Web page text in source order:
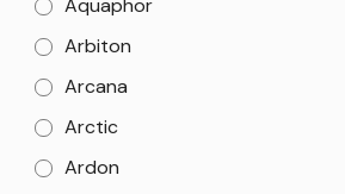
Aquaphor
Arbiton
Arcana
Arctic
Ardon